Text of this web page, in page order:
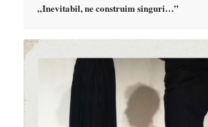
„Inevitabil, ne construim singuri…”